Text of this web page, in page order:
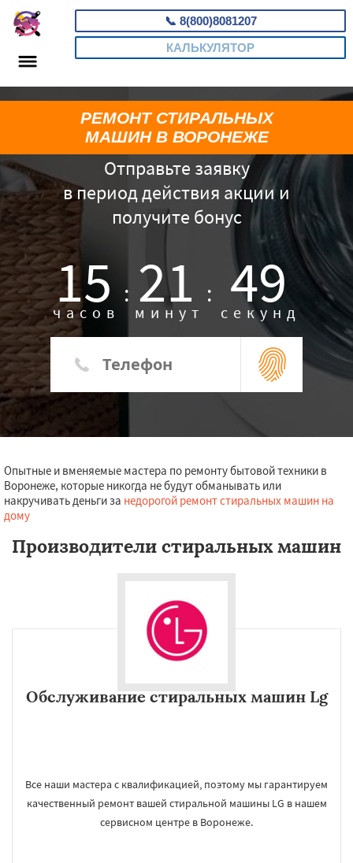
📞 8(800)8081207
КАЛЬКУЛЯТОР
Отправьте заявку
в период действия акции и
получите бонус
15 :
часов 21 :
минут 48
секунд
РЕМОНТ СТИРАЛЬНЫХ
МАШИН В ВОРОНЕЖЕ
Опытные и вменяемые мастера по ремонту бытовой техники в
Воронеже, которые никогда не будут обманывать или
накручивать деньги за недорогой ремонт стиральных машин на
дому
Производители стиральных машин
Обслуживание стиральных машин Lg
Все наши мастера с квалификацией, поэтому мы гарантируем
качественный ремонт вашей стиральной машины LG в нашем
сервисном центре в Воронеже.